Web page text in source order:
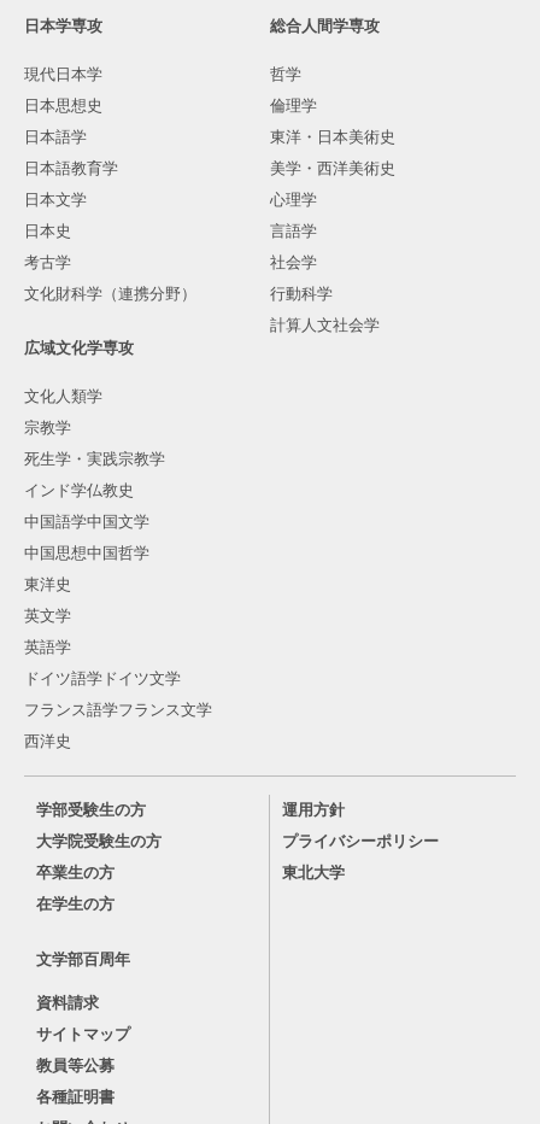
日本学専攻
現代日本学
日本思想史
日本語学
日本語教育学
日本文学
日本史
考古学
文化財科学（連携分野）
総合人間学専攻
哲学
倫理学
東洋・日本美術史
美学・西洋美術史
心理学
言語学
社会学
行動科学
計算人文社会学
広域文化学専攻
文化人類学
宗教学
死生学・実践宗教学
インド学仏教史
中国語学中国文学
中国思想中国哲学
東洋史
英文学
英語学
ドイツ語学ドイツ文学
フランス語学フランス文学
西洋史
学部受験生の方
大学院受験生の方
卒業生の方
在学生の方
文学部百周年
資料請求
サイトマップ
教員等公募
各種証明書
運用方針
プライバシーポリシー
東北大学